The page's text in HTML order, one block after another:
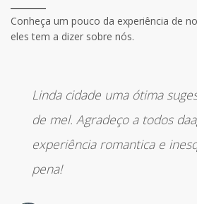
Conheça um pouco da experiência de
eles tem a dizer sobre nós.
Linda cidade uma ótima
de mel. Agradeço a todos
experiência romantica e
pena!